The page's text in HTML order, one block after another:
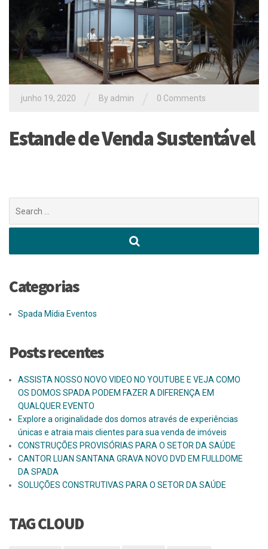
junho 19, 2020 By admin 0 Comments
Estande de Venda Sustentável
por:
Categorias
Spada Mídia Eventos
Posts recentes
ASSISTA NOSSO NOVO VIDEO NO YOUTUBE E VEJA COMO
OS DOMOS SPADA PODEM FAZER A DIFERENÇA EM
QUALQUER EVENTO
Explore a originalidade dos domos através de experiências
únicas e atraia mais clientes para sua venda de imóveis
CONSTRUÇÕES PROVISÓRIAS PARA O SETOR DA SAÚDE
CANTOR LUAN SANTANA GRAVA NOVO DVD EM FULLDOME
DA SPADA
SOLUÇÕES CONSTRUTIVAS PARA O SETOR DA SAÚDE
TAG CLOUD